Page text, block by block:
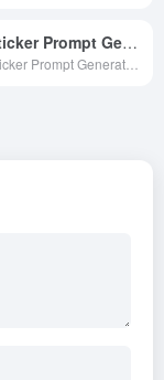
Sticker Prompt Generator贴纸提示生成器